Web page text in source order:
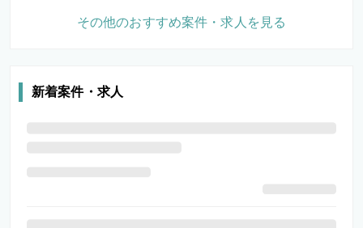
その他のおすすめ案件・求人を見る
新着案件・求人